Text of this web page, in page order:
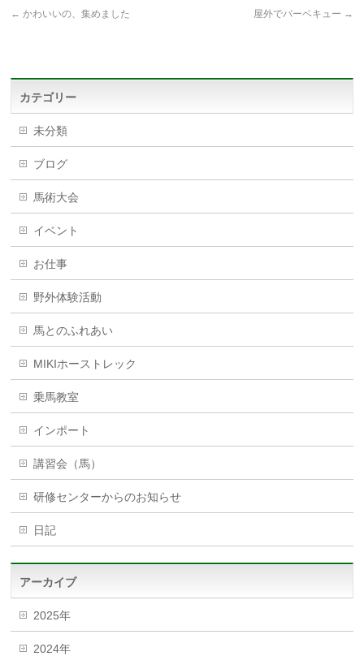
← かわいいの、集めました 屋外でバーベキュー →
カテゴリー
未分類
ブログ
馬術大会
イベント
お仕事
野外体験活動
馬とのふれあい
MIKIホーストレック
乗馬教室
インポート
講習会（馬）
研修センターからのお知らせ
日記
アーカイブ
2025年
2024年